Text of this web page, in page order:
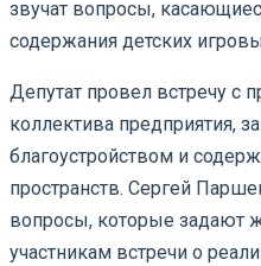
звучат вопросы,
содержания детских
Депутат провел встречу с
коллектива предприятия,
благоустройством и
пространств. Сергей
вопросы, которые задают
участникам встречи о